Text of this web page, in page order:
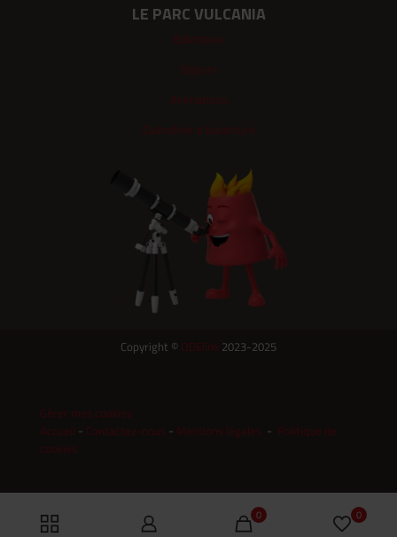
LE PARC VULCANIA
Billetterie
Séjours
Animations
Calendrier d'ouverture
Copyright © ODElink 2023-2025
Gérer mes cookies
Accueil - Contactez-nous - Mentions légales - Politique de
cookies
0 0